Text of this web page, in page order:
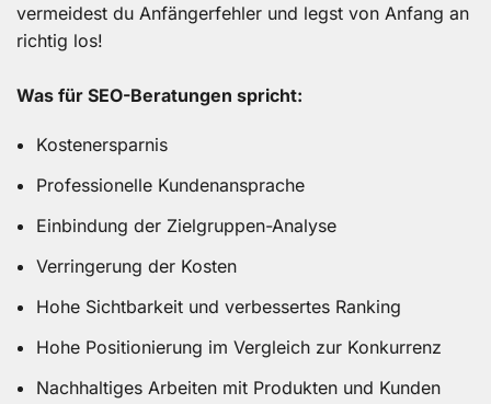
vermeidest du Anfängerfehler und legst von Anfang an
richtig los!
Was für SEO-Beratungen spricht:
Kostenersparnis
Professionelle Kundenansprache
Einbindung der Zielgruppen-Analyse
Verringerung der Kosten
Hohe Sichtbarkeit und verbessertes Ranking
Hohe Positionierung im Vergleich zur Konkurrenz
Nachhaltiges Arbeiten mit Produkten und Kunden